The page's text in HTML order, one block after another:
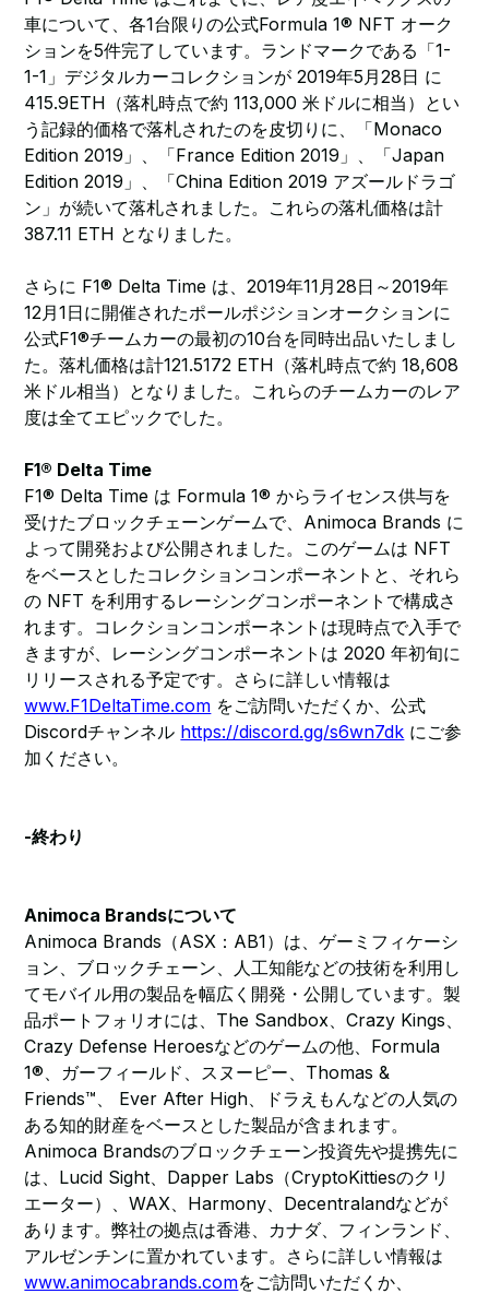
車について、各1台限りの公式Formula 1® NFT オーク
ションを5件完了しています。ランドマークである「1-
1-1」デジタルカーコレクションが 2019年5月28日 に
415.9ETH（落札時点で約 113,000 米ドルに相当）とい
う記録的価格で落札されたのを皮切りに、「Monaco
Edition 2019」、「France Edition 2019」、「Japan
Edition 2019」、「China Edition 2019 アズールドラゴ
ン」が続いて落札されました。これらの落札価格は計
387.11 ETH となりました。
さらに F1® Delta Time は、2019年11月28日～2019年
12月1日に開催されたポールポジションオークションに
公式F1®チームカーの最初の10台を同時出品いたしまし
た。落札価格は計121.5172 ETH（落札時点で約 18,608
米ドル相当）となりました。これらのチームカーのレア
度は全てエピックでした。
F1® Delta Time
F1® Delta Time は Formula 1® からライセンス供与を
受けたブロックチェーンゲームで、Animoca Brands に
よって開発および公開されました。このゲームは NFT
をベースとしたコレクションコンポーネントと、それら
の NFT を利用するレーシングコンポーネントで構成さ
れます。コレクションコンポーネントは現時点で入手で
きますが、レーシングコンポーネントは 2020 年初旬に
リリースされる予定です。さらに詳しい情報は
www.F1DeltaTime.com をご訪問いただくか、公式
Discordチャンネル https://discord.gg/s6wn7dk にご参
加ください。
-終わり
Animoca Brandsについて
Animoca Brands（ASX：AB1）は、ゲーミフィケーシ
ョン、ブロックチェーン、人工知能などの技術を利用し
てモバイル用の製品を幅広く開発・公開しています。製
品ポートフォリオには、The Sandbox、Crazy Kings、
Crazy Defense Heroesなどのゲームの他、Formula
1®、ガーフィールド、スヌーピー、Thomas &
Friends™、 Ever After High、ドラえもんなどの人気の
ある知的財産をベースとした製品が含まれます。
Animoca Brandsのブロックチェーン投資先や提携先に
は、Lucid Sight、Dapper Labs（CryptoKittiesのクリ
エーター）、WAX、Harmony、Decentralandなどが
あります。弊社の拠点は香港、カナダ、フィンランド、
アルゼンチンに置かれています。さらに詳しい情報は
www.animocabrands.comをご訪問いただくか、